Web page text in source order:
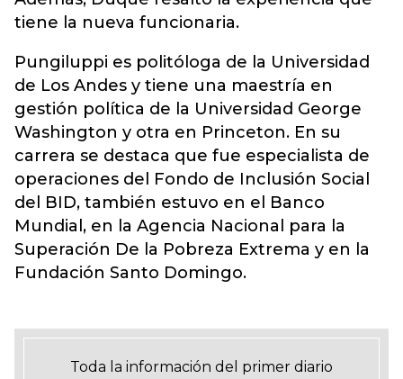
tiene la nueva funcionaria.
Pungiluppi es politóloga de la Universidad
de Los Andes y tiene una maestría en
gestión política de la Universidad George
Washington y otra en Princeton. En su
carrera se destaca que fue especialista de
operaciones del Fondo de Inclusión Social
del BID, también estuvo en el Banco
Mundial, en la Agencia Nacional para la
Superación De la Pobreza Extrema y en la
Fundación Santo Domingo.
Toda la información del primer diario